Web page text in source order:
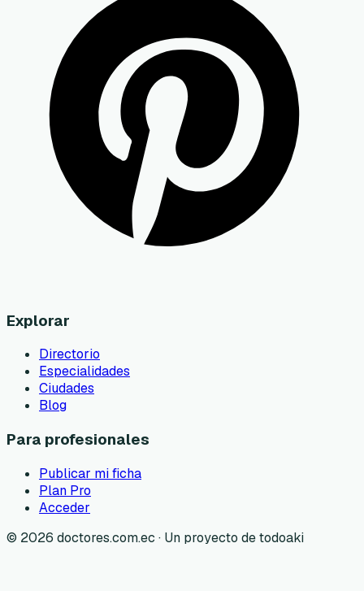
Explorar
Directorio
Especialidades
Ciudades
Blog
Para profesionales
Publicar mi ficha
Plan Pro
Acceder
© 2026 doctores.com.ec · Un proyecto de todoaki